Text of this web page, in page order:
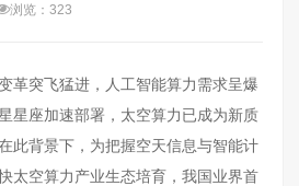
浏览：323
革突飞猛进，人工智能算力需求呈爆
星座加速部署，太空算力已成为新质
此背景下，为把握空天信息与智能计
太空算力产业生态培育，我国业界首